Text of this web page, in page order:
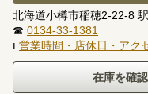
北海道小樽市稲穂2-22-8
☎ 0134-33-1381
ℹ 営業時間・店休日・アク